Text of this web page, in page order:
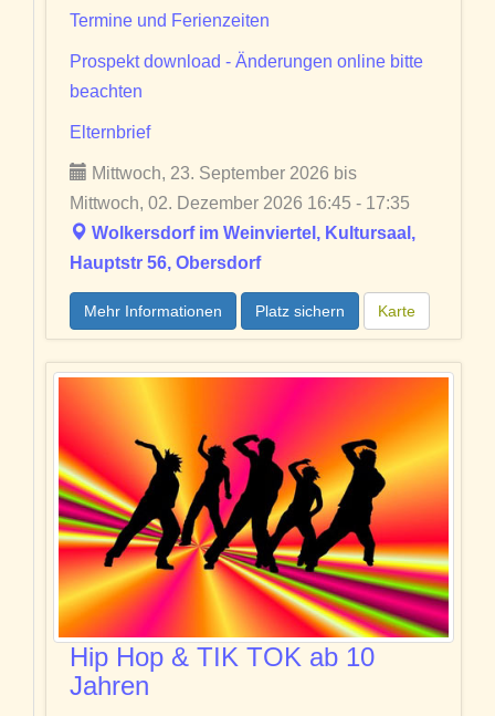
Termine und Ferienzeiten
Prospekt download - Änderungen online bitte
beachten
Elternbrief
Mittwoch, 23. September 2026 bis
Mittwoch, 02. Dezember 2026 16:45 - 17:35
Wolkersdorf im Weinviertel, Kultursaal,
Hauptstr 56, Obersdorf
Mehr Informationen Platz sichern Karte
Hip Hop & TIK TOK ab 10
Jahren